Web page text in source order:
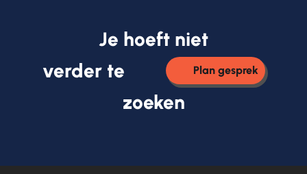
Je hoeft niet
verder te
Plan gesprek
zoeken